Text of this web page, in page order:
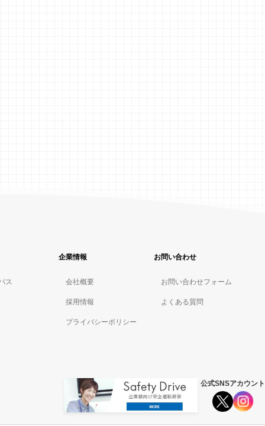
公式SNSアカウント
ス
企業情報
会社概要
採用情報
プライバシーポリシー
お問い合わせ
お問い合わせフォーム
よくある質問